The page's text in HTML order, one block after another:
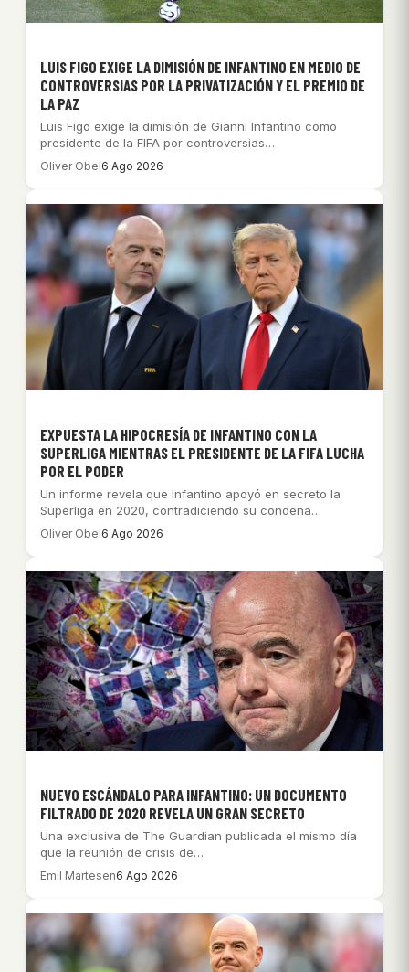
LUIS FIGO EXIGE LA DIMISIÓN DE INFANTINO EN MEDIO DE
CONTROVERSIAS POR LA PRIVATIZACIÓN Y EL PREMIO DE
LA PAZ
Luis Figo exige la dimisión de Gianni Infantino como
presidente de la FIFA por controversias…
Oliver Obel6 Ago 2026
EXPUESTA LA HIPOCRESÍA DE INFANTINO CON LA
SUPERLIGA MIENTRAS EL PRESIDENTE DE LA FIFA LUCHA
POR EL PODER
Un informe revela que Infantino apoyó en secreto la
Superliga en 2020, contradiciendo su condena…
Oliver Obel6 Ago 2026
NUEVO ESCÁNDALO PARA INFANTINO: UN DOCUMENTO
FILTRADO DE 2020 REVELA UN GRAN SECRETO
Una exclusiva de The Guardian publicada el mismo día
que la reunión de crisis de…
Emil Martesen6 Ago 2026